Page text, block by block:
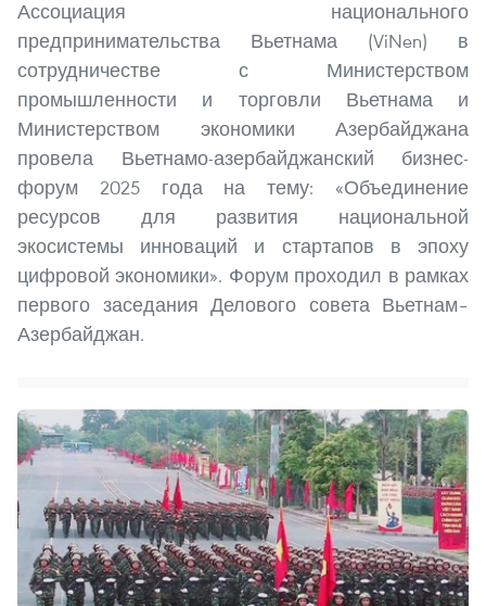
Ассоциация национального
предпринимательства Вьетнама (ViNen) в
сотрудничестве с Министерством
промышленности и торговли Вьетнама и
Министерством экономики Азербайджана
провела Вьетнамо-азербайджанский бизнес-
форум 2025 года на тему: «Объединение
ресурсов для развития национальной
экосистемы инноваций и стартапов в эпоху
цифровой экономики». Форум проходил в рамках
первого заседания Делового совета Вьетнам–
Азербайджан.